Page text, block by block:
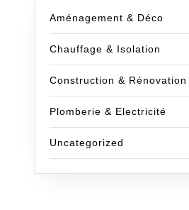
Aménagement & Déco
Chauffage & Isolation
Construction & Rénovation
Plomberie & Electricité
Uncategorized